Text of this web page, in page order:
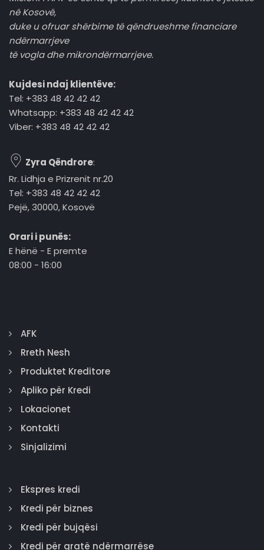
në Kosovë,
duke u ofruar shërbime të qëndrueshme financiare
ndërmarrjeve
të vogla dhe mikrondërmarrjeve.
Kujdesi ndaj klientëve:
Tel: +383 48 42 42 42
Whatsapp: +383 48 42 42 42
Viber: +383 48 42 42 42
Zyra Qëndrore:
Rr. Lidhja e Prizrenit nr.20
Tel: +383 48 42 42 42
Pejë, 30000, Kosovë
Orari i punës:
E hënë - E premte
08:00 - 16:00
AFK
Rreth Nesh
Produktet Kreditore
Apliko për Kredi
Lokacionet
Kontakti
Sinjalizimi
Ekspres kredi
Kredi për biznes
Kredi për bujqësi
Kredi për gratë ndërmarrëse